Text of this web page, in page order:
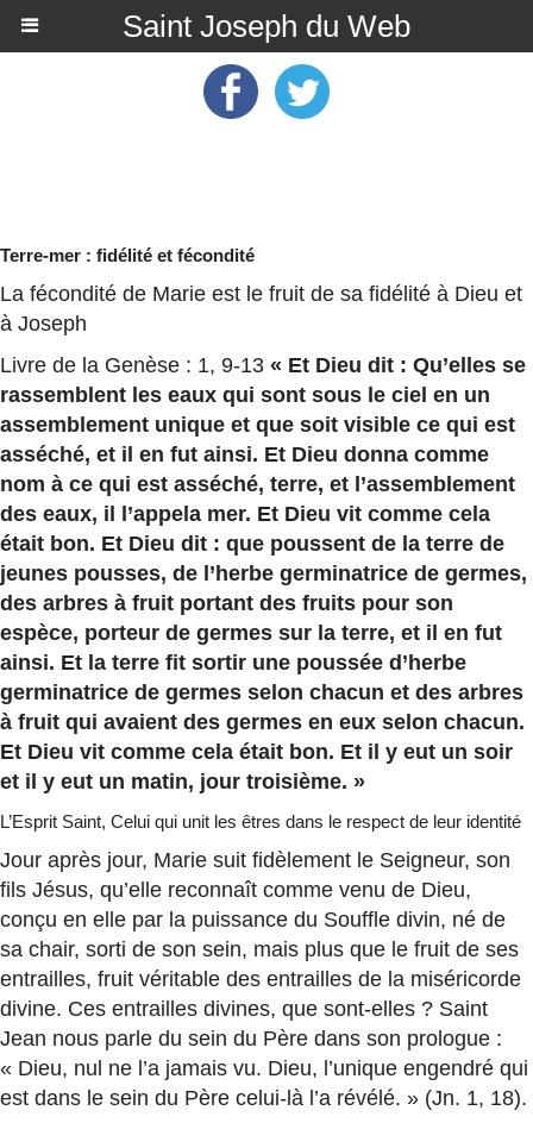
Saint Joseph du Web
Terre-mer : fidélité et fécondité
La fécondité de Marie est le fruit de sa fidélité à Dieu et
à Joseph
Livre de la Genèse : 1, 9-13 « Et Dieu dit : Qu’elles se
rassemblent les eaux qui sont sous le ciel en un
assemblement unique et que soit visible ce qui est
asséché, et il en fut ainsi. Et Dieu donna comme
nom à ce qui est asséché, terre, et l’assemblement
des eaux, il l’appela mer. Et Dieu vit comme cela
était bon. Et Dieu dit : que poussent de la terre de
jeunes pousses, de l’herbe germinatrice de germes,
des arbres à fruit portant des fruits pour son
espèce, porteur de germes sur la terre, et il en fut
ainsi. Et la terre fit sortir une poussée d’herbe
germinatrice de germes selon chacun et des arbres
à fruit qui avaient des germes en eux selon chacun.
Et Dieu vit comme cela était bon. Et il y eut un soir
et il y eut un matin, jour troisième. »
L’Esprit Saint, Celui qui unit les êtres dans le respect de leur identité
Jour après jour, Marie suit fidèlement le Seigneur, son
fils Jésus, qu’elle reconnaît comme venu de Dieu,
conçu en elle par la puissance du Souffle divin, né de
sa chair, sorti de son sein, mais plus que le fruit de ses
entrailles, fruit véritable des entrailles de la miséricorde
divine. Ces entrailles divines, que sont-elles ? Saint
Jean nous parle du sein du Père dans son prologue :
« Dieu, nul ne l’a jamais vu. Dieu, l’unique engendré qui
est dans le sein du Père celui-là l’a révélé. » (Jn. 1, 18).